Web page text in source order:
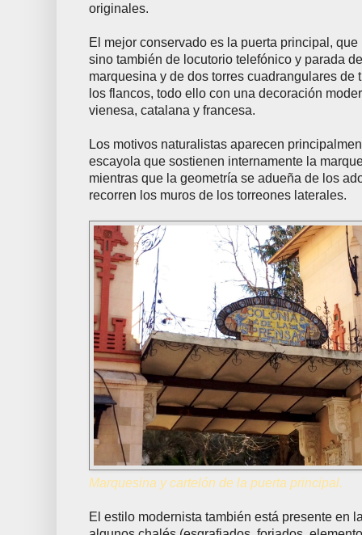
originales.
El mejor conservado es la puerta principal,
sino también de locutorio telefónico y parada
marquesina y de dos torres cuadrangulares de
los flancos, todo ello con una decoración
vienesa, catalana y francesa.
Los motivos naturalistas aparecen
escayola que sostienen internamente la
mientras que la geometría se adueña de los
recorren los muros de los torreones laterales.
Marquesina y cartelón de la puerta principal.
El estilo modernista también está presente en